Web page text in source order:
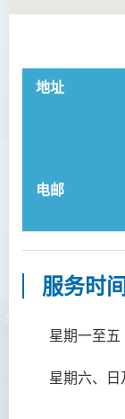
地址
电邮
服务时间
星期一至
星期六、